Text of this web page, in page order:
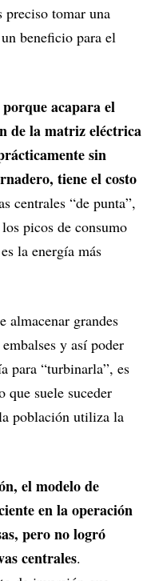
tomar una
beneficio para el
acapara el
de la matriz eléctrica
sin
tiene el costo
centrales “de punta”,
picos de consumo
la energía más
almacenar grandes
y así poder
para “turbinarla”, es
suele suceder
población utiliza la
el modelo de
en la operación
pero no logró
centrales.